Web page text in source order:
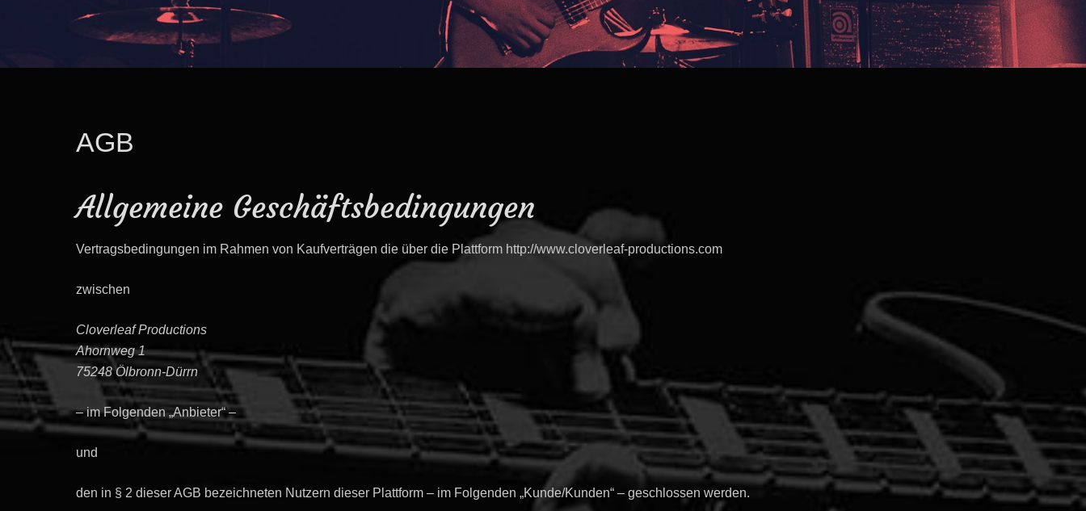
AGB
Allgemeine Geschäftsbedingungen
Vertragsbedingungen im Rahmen von Kaufverträgen die über die Plattform http://www.cloverleaf-productions.com
zwischen
Cloverleaf Productions
Ahornweg 1
75248 Ölbronn-Dürrn
– im Folgenden „Anbieter“ –
und
den in § 2 dieser AGB bezeichneten Nutzern dieser Plattform – im Folgenden „Kunde/Kunden“ – geschlossen werden.